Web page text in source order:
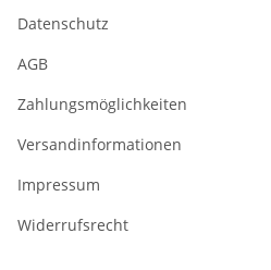
Datenschutz
AGB
Zahlungsmöglichkeiten
Versandinformationen
Impressum
Widerrufsrecht